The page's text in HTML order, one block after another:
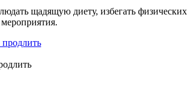
щадящую диету, избегать